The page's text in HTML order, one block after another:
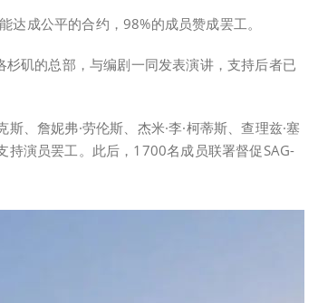
达成公平的合约，98%的成员赞成罢工。
矶的总部，与编剧一同发表演讲，支持后者已
、詹妮弗·劳伦斯、杰米·李·柯蒂斯、查理兹·塞
持演员罢工。此后，1700名成员联署督促SAG-